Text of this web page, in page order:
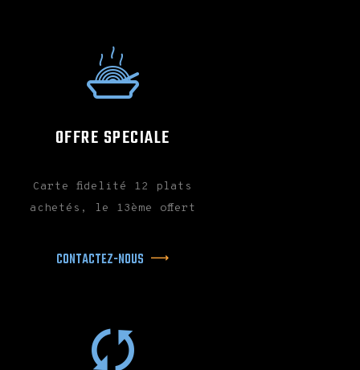
OFFRE SPECIALE
Carte fidelité 12 plats
achetés, le 13ème offert
CONTACTEZ-NOUS